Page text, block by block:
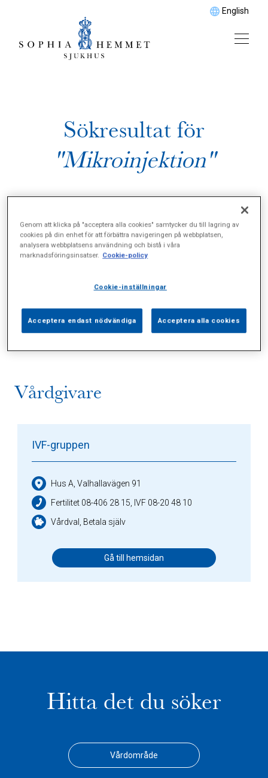
English
Sökresultat för
"Mikroinjektion"
Sidor (0) Press (0) Sophianytt (0)
Vårdgivare
IVF-gruppen
Hus A, Valhallavägen 91
Fertilitet 08-406 28 15, IVF 08-20 48 10
Vårdval, Betala själv
Gå till hemsidan
Hitta det du söker
Vårdområde
Genom att klicka på "acceptera alla cookies" samtycker du till lagring av
cookies på din enhet för att förbättra navigeringen på webbplatsen,
analysera webbplatsens användning och bistå i våra
marknadsföringsinsatser. Cookie-policy
Cookie-inställningar
Acceptera endast nödvändiga Acceptera alla cookies